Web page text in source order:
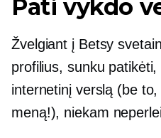
Pati vykdo
Žvelgiant į Betsy
profilius, sunku
internetinį verslą (be
meną!), niekam